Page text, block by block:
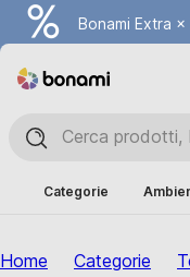
Bonami Extra ×
Categorie
Home Categorie